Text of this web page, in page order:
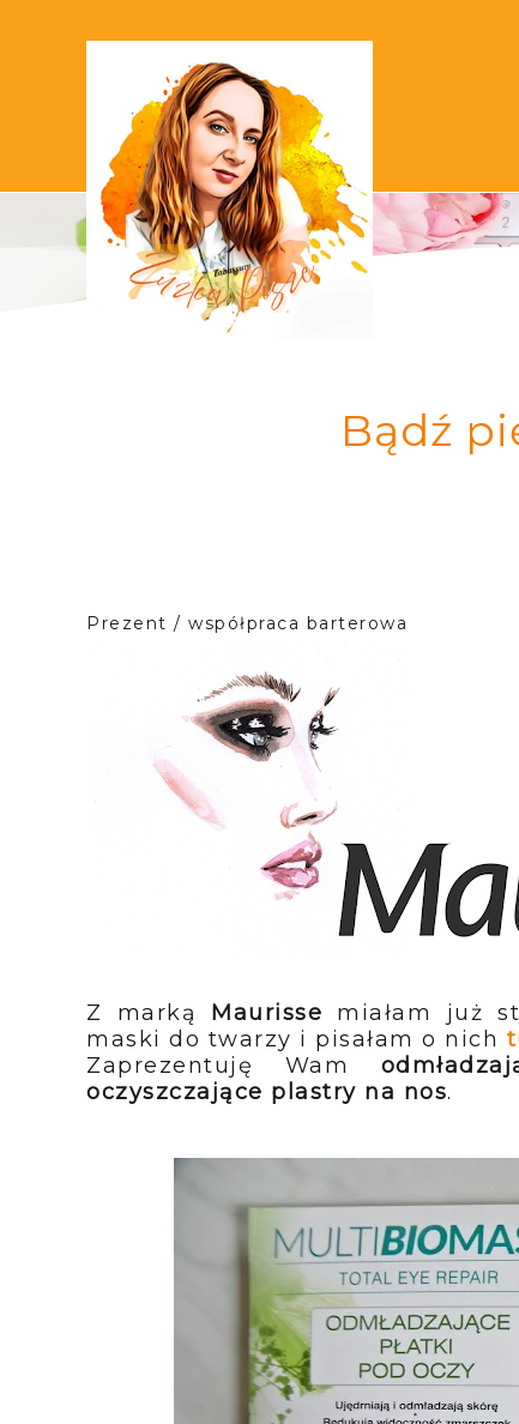
Bądź
Prezent / współpraca barterowa
Z marką Maurisse miałam już
maski do twarzy i pisałam o nich
Zaprezentuję Wam
oczyszczające plastry na nos.